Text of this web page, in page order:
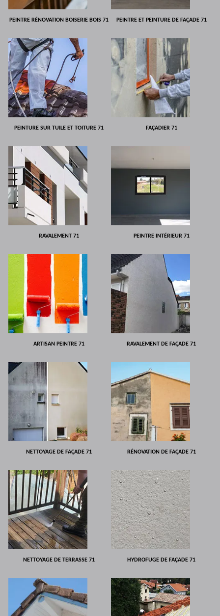
PEINTRE RÉNOVATION BOISERIE BOIS 71 PEINTRE ET PEINTURE DE FAÇADE 71
PEINTURE SUR TUILE ET TOITURE 71 FAÇADIER 71
RAVALEMENT 71 PEINTRE INTÉRIEUR 71
ARTISAN PEINTRE 71 RAVALEMENT DE FAÇADE 71
NETTOYAGE DE FAÇADE 71 RÉNOVATION DE FAÇADE 71
NETTOYAGE DE TERRASSE 71 HYDROFUGE DE FAÇADE 71